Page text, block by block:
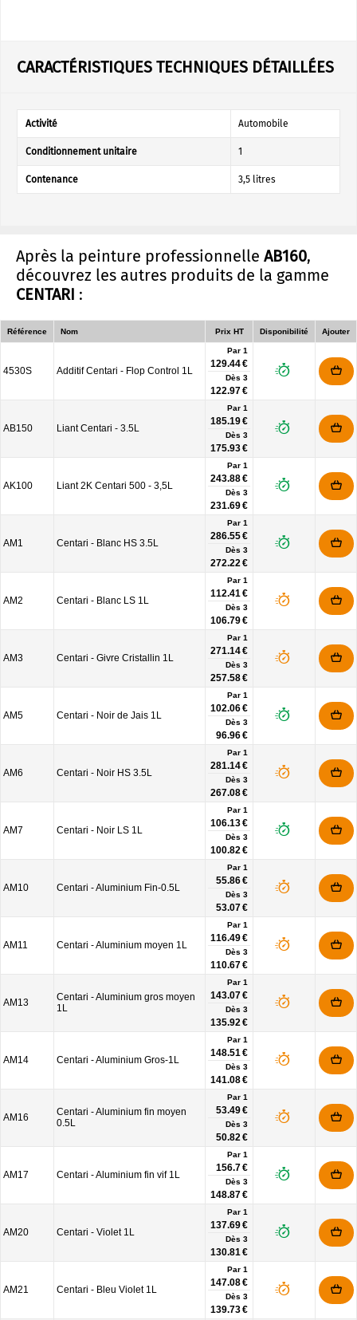
CARACTÉRISTIQUES TECHNIQUES DÉTAILLÉES
Activité Automobile
Conditionnement unitaire 1
Contenance 3,5 litres
Après la peinture professionnelle AB160,
découvrez les autres produits de la gamme
CENTARI :
Référence Nom Prix HT Disponibilité Ajouter
4530S Additif Centari - Flop Control 1L
Par 1
129.44 €
Dès 3
122.97 €
AB150 Liant Centari - 3.5L
Par 1
185.19 €
Dès 3
175.93 €
AK100 Liant 2K Centari 500 - 3,5L
Par 1
243.88 €
Dès 3
231.69 €
AM1 Centari - Blanc HS 3.5L
Par 1
286.55 €
Dès 3
272.22 €
AM2 Centari - Blanc LS 1L
Par 1
112.41 €
Dès 3
106.79 €
AM3 Centari - Givre Cristallin 1L
Par 1
271.14 €
Dès 3
257.58 €
AM5 Centari - Noir de Jais 1L
Par 1
102.06 €
Dès 3
96.96 €
AM6 Centari - Noir HS 3.5L
Par 1
281.14 €
Dès 3
267.08 €
AM7 Centari - Noir LS 1L
Par 1
106.13 €
Dès 3
100.82 €
AM10 Centari - Aluminium Fin-0.5L
Par 1
55.86 €
Dès 3
53.07 €
AM11 Centari - Aluminium moyen 1L
Par 1
116.49 €
Dès 3
110.67 €
AM13
Centari - Aluminium gros moyen
1L
Par 1
143.07 €
Dès 3
135.92 €
AM14 Centari - Aluminium Gros-1L
Par 1
148.51 €
Dès 3
141.08 €
AM16
Centari - Aluminium fin moyen
0.5L
Par 1
53.49 €
Dès 3
50.82 €
AM17 Centari - Aluminium fin vif 1L
Par 1
156.7 €
Dès 3
148.87 €
AM20 Centari - Violet 1L
Par 1
137.69 €
Dès 3
130.81 €
AM21 Centari - Bleu Violet 1L
Par 1
147.08 €
Dès 3
139.73 €